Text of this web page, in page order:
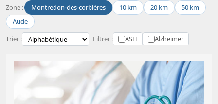
Zone : Montredon-des-corbières 10 km 20 km
50 km
Aude
Trier : Filtrer : ASH Alzheimer